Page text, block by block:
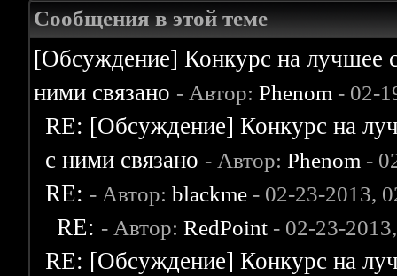
Сообщения в этой теме
[Обсуждение] Конкурс на лучшее
ними связано - Автор:Phenom - 02-
RE: [Обсуждение] Конкурс на
с ними связано - Автор:Phenom -
RE: - Автор:blackme - 02-23-2013,
RE: - Автор:RedPoint - 02-23-
RE: [Обсуждение] Конкурс на